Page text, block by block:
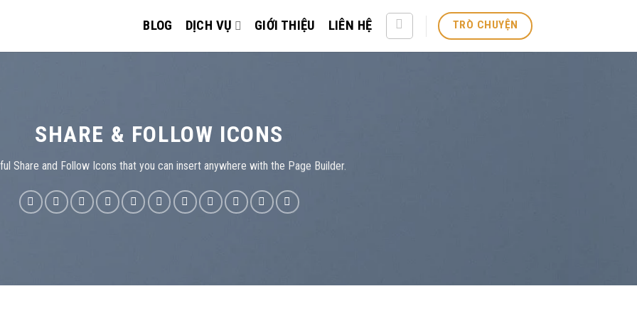
BLOG DỊCH VỤ GIỚI THIỆU LIÊN HỆ TRÒ CHUYỆN
SHARE & FOLLOW ICONS
Share and Follow Icons that you can insert anywhere with the Page Builder.